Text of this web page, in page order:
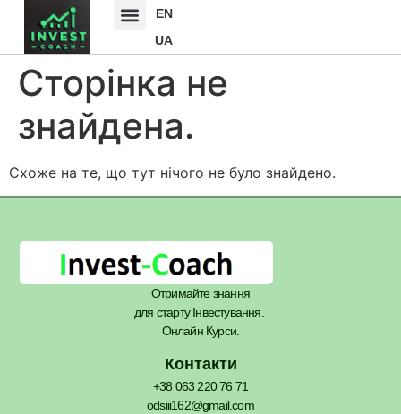
EN
UA
Сторінка не
знайдена.
Схоже на те, що тут нічого не було знайдено.
Отримайте знання
для старту Інвестування.
Онлайн Курси.
Контакти
+38 063 220 76 71
odsiii162@gmail.com